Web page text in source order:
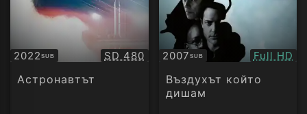
2022SUB
Субтитри Качество:
SD 480
Астронавтът
2007SUB
Субтитри Full HD
Въздухът който
дишам